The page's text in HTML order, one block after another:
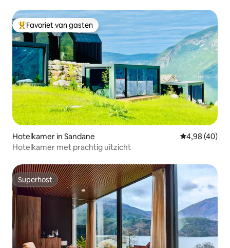
Topfavoriet van gasten
Favoriet van gasten
Hotelkamer in Sandane Gemiddelde
4,98 (40)
Hotelkamer met prachtig uitzicht
Superhost
Superhost